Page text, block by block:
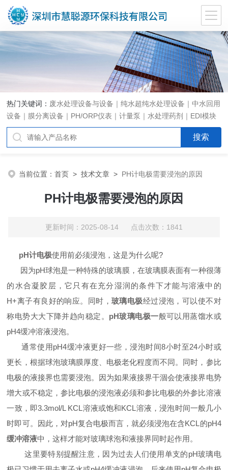
热门关键词： 废水处理设备与设备｜纯水超纯水处理设备｜中水回用
设备｜膜分离设备｜PH/ORP仪表｜计量泵｜水处理药剂｜EDI模块
代理｜EDI模块维修
当前位置：首页 >技术文章 > PH计电极需要浸泡的原因
PH计电极需要浸泡的原因
更新时间：2025-08-14 点击次数：1841
pH计电极使用前必须浸泡，这是为什么呢?
因为pH球泡是一种特殊的玻璃膜，在玻璃膜表面有一种很薄
的水合凝胶层，它只有在充分湿润的条件下才能与溶液中的
H+离子有良好的响应。同时， 玻璃电极经过浸泡，可以使不对
称电势大大下降并趋向稳定。 pH玻璃电极一般可以用蒸馏水或
pH4缓冲溶液浸泡。
通常使用pH4缓冲液更好一些，浸泡时间8小时至24小时或
更长，根据球泡玻璃膜厚度、电极老化程度而不同。同时，参比
电极的液接界也需要浸泡。因为如果液接界干涸会使液接界电势
增大或不稳定，参比电极的浸泡液必须和参比电极的外参比溶液
一致，即3.3mol/L KCL溶液或饱和KCL溶液，浸泡时间一般几小
时即可。因此，对pH复合电极而言，就必须浸泡在含KCL的pH4
缓冲溶液中，这样才能对玻璃球泡和液接界同时起作用。
这里要特别提醒注意，因为过去人们使用单支的pH玻璃电